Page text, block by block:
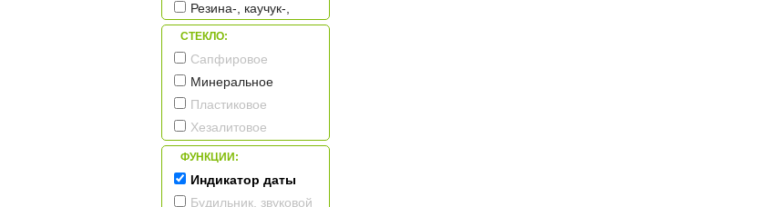
Резина-, каучук-,
силикон- ремешок
ремешок
СТЕКЛО:
Сапфировое
Минеральное
Пластиковое
Хезалитовое
ФУНКЦИИ:
Индикатор даты
Будильник, звуковой